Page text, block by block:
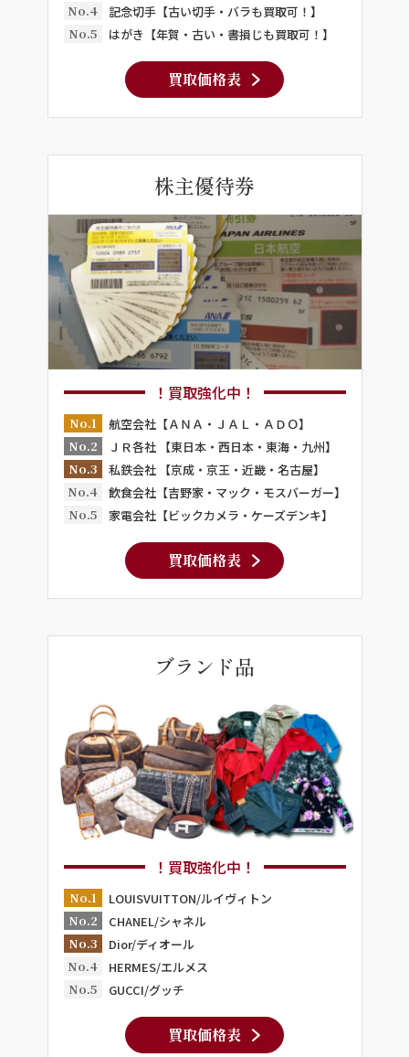
No.4
記念切手【古い切手・バラも買取可！】
No.5
はがき【年賀・古い・書損じも買取可！】
買取価格表
株主優待券
！買取強化中！
No.1
航空会社【ＡＮＡ・ＪＡＬ・ＡＤＯ】
No.2
ＪＲ各社 【東日本・西日本・東海・九州】
No.3
私鉄会社 【京成・京王・近畿・名古屋】
No.4
飲食会社【吉野家・マック・モスバーガー】
No.5
家電会社【ビックカメラ・ケーズデンキ】
買取価格表
ブランド品
！買取強化中！
No.1
LOUISVUITTON/ルイヴィトン
No.2
CHANEL/シャネル
No.3
Dior/ディオール
No.4
HERMES/エルメス
No.5
GUCCI/グッチ
買取価格表